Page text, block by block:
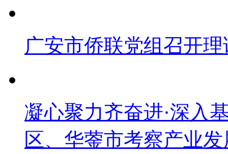
广安市侨联党组召开
凝心聚力齐奋进·深
区、华蓥市考察产业